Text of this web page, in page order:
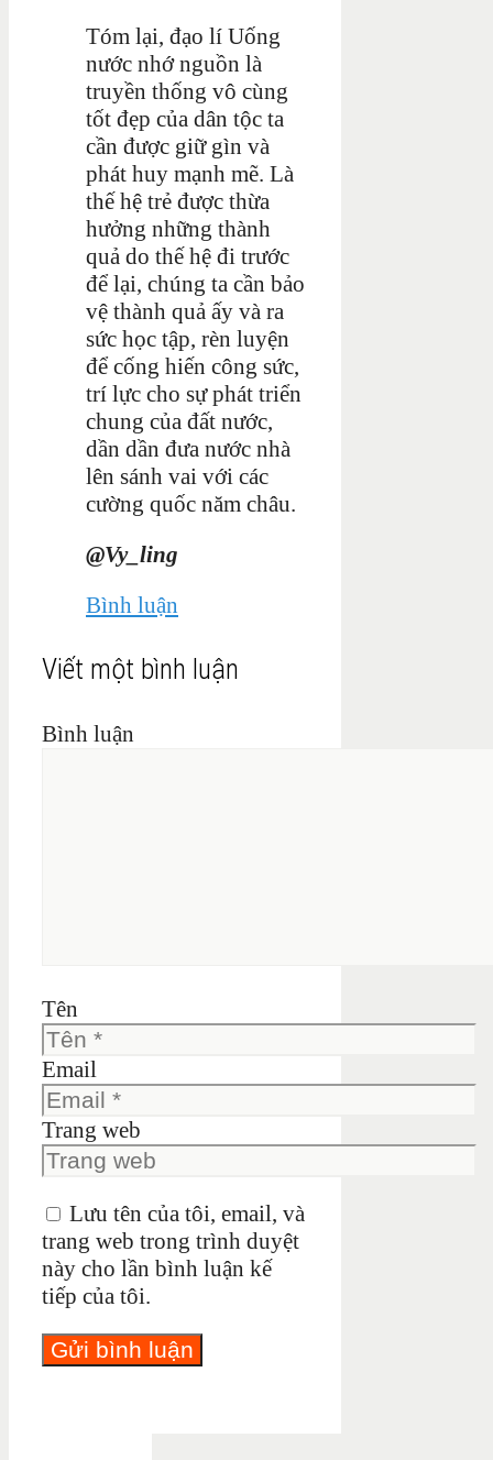
Tóm lại, đạo lí Uống
nước nhớ nguồn là
truyền thống vô cùng
tốt đẹp của dân tộc ta
cần được giữ gìn và
phát huy mạnh mẽ. Là
thế hệ trẻ được thừa
hưởng những thành
quả do thế hệ đi trước
để lại, chúng ta cần bảo
vệ thành quả ấy và ra
sức học tập, rèn luyện
để cống hiến công sức,
trí lực cho sự phát triển
chung của đất nước,
dần dần đưa nước nhà
lên sánh vai với các
cường quốc năm châu.
@Vy_ling
Bình luận
Viết một bình luận
Bình luận
Tên
Email
Trang web
Lưu tên của tôi, email, và
trang web trong trình duyệt
này cho lần bình luận kế
tiếp của tôi.